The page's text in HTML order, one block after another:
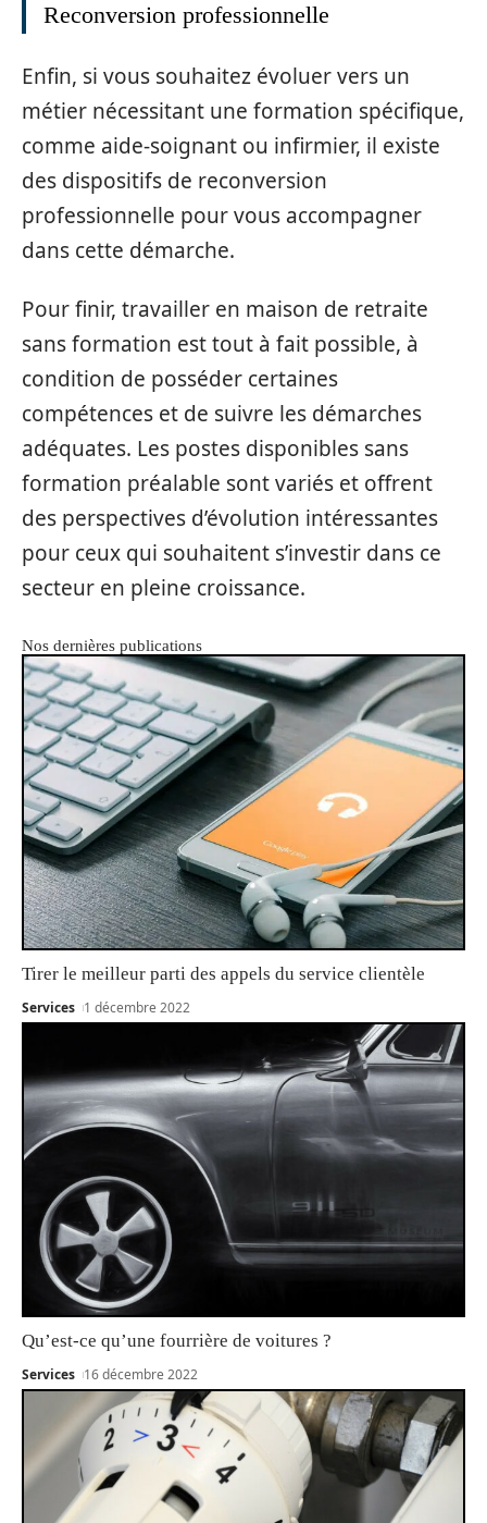
Reconversion professionnelle
Enfin, si vous souhaitez évoluer vers un
métier nécessitant une formation spécifique,
comme aide-soignant ou infirmier, il existe
des dispositifs de reconversion
professionnelle pour vous accompagner
dans cette démarche.
Pour finir, travailler en maison de retraite
sans formation est tout à fait possible, à
condition de posséder certaines
compétences et de suivre les démarches
adéquates. Les postes disponibles sans
formation préalable sont variés et offrent
des perspectives d’évolution intéressantes
pour ceux qui souhaitent s’investir dans ce
secteur en pleine croissance.
Nos dernières publications
Tirer le meilleur parti des appels du service clientèle
Services 1 décembre 2022
Qu’est-ce qu’une fourrière de voitures ?
Services 16 décembre 2022